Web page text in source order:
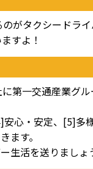
がタクシードライ
すよ！
第一交通産業グル
心・安定、[5]多
ます。
生活を送りましょ